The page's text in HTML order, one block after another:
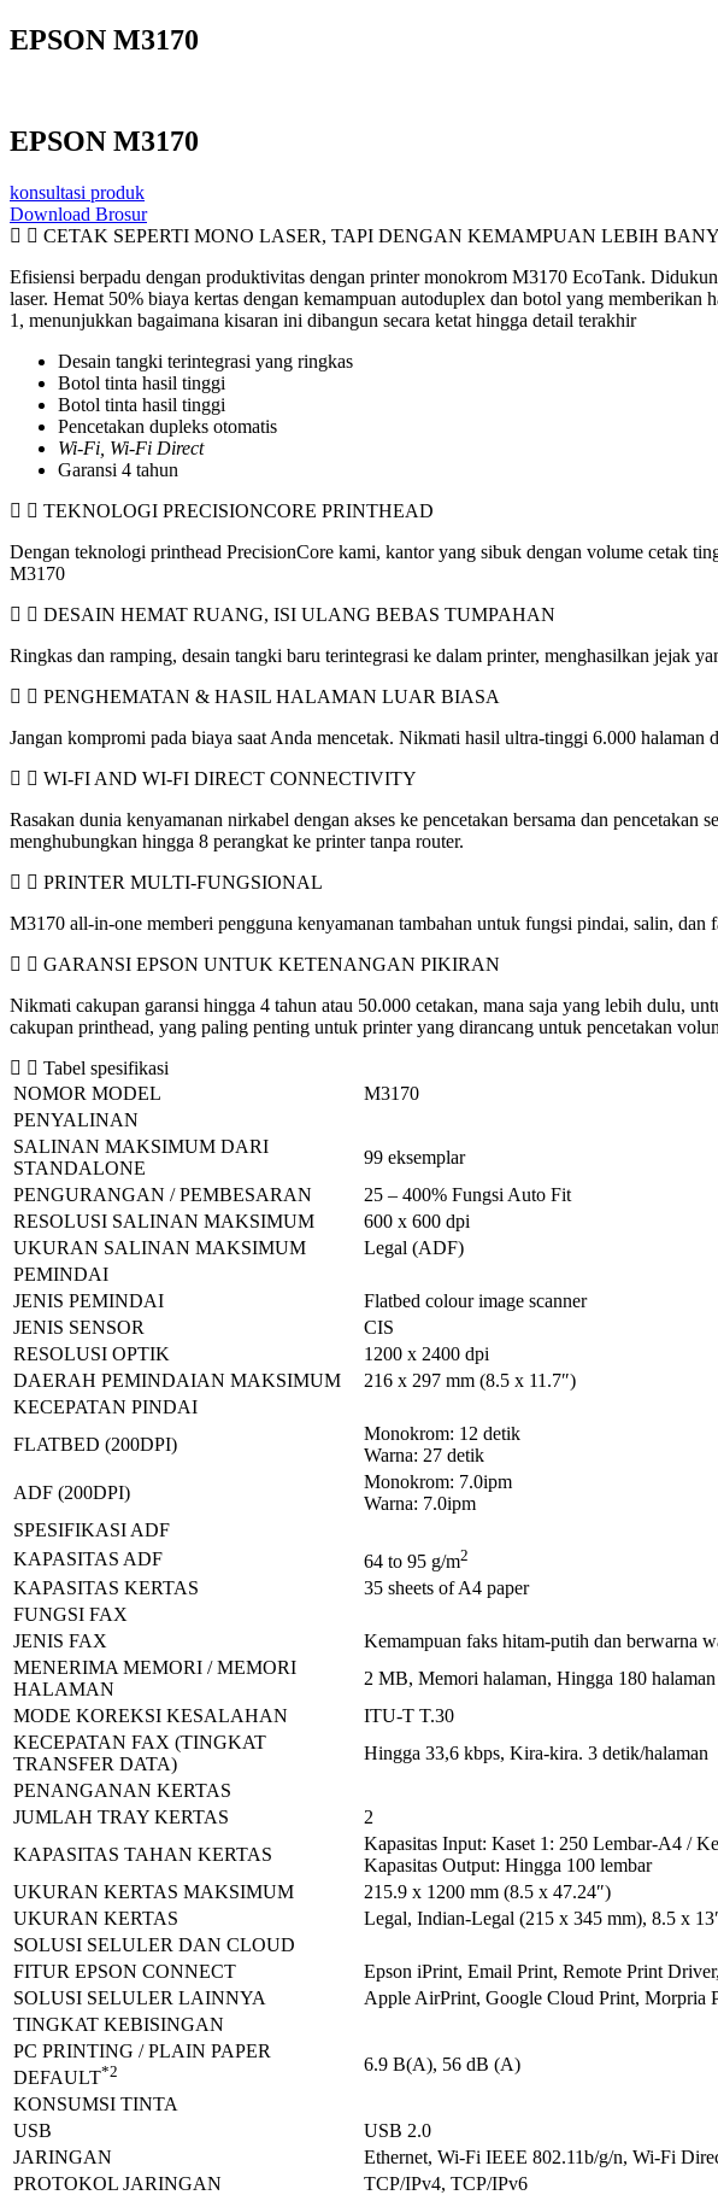
EPSON M3170
EPSON M3170
konsultasi produk
Download Brosur
CETAK SEPERTI MONO LASER, TAPI DENGAN KEMAMPUAN LEBIH
Efisiensi berpadu dengan produktivitas dengan printer monokrom M3170 EcoTank.
laser. Hemat 50% biaya kertas dengan kemampuan autoduplex dan botol yang
1, menunjukkan bagaimana kisaran ini dibangun secara ketat hingga detail terakhir
Desain tangki terintegrasi yang ringkas
Botol tinta hasil tinggi
Botol tinta hasil tinggi
Pencetakan dupleks otomatis
Wi-Fi, Wi-Fi Direct
Garansi 4 tahun
TEKNOLOGI PRECISIONCORE PRINTHEAD
Dengan teknologi printhead PrecisionCore kami, kantor yang sibuk dengan volume cetak
M3170
DESAIN HEMAT RUANG, ISI ULANG BEBAS TUMPAHAN
Ringkas dan ramping, desain tangki baru terintegrasi ke dalam printer, menghasilkan jejak
PENGHEMATAN & HASIL HALAMAN LUAR BIASA
Jangan kompromi pada biaya saat Anda mencetak. Nikmati hasil ultra-tinggi 6.000
WI-FI AND WI-FI DIRECT CONNECTIVITY
Rasakan dunia kenyamanan nirkabel dengan akses ke pencetakan bersama dan
menghubungkan hingga 8 perangkat ke printer tanpa router.
PRINTER MULTI-FUNGSIONAL
M3170 all-in-one memberi pengguna kenyamanan tambahan untuk fungsi pindai, salin, dan
GARANSI EPSON UNTUK KETENANGAN PIKIRAN
Nikmati cakupan garansi hingga 4 tahun atau 50.000 cetakan, mana saja yang lebih dulu,
cakupan printhead, yang paling penting untuk printer yang dirancang untuk pencetakan
Tabel spesifikasi
NOMOR MODEL
M3170
PENYALINAN
SALINAN MAKSIMUM DARI
STANDALONE
99 eksemplar
PENGURANGAN / PEMBESARAN
25 – 400% Fungsi Auto Fit
RESOLUSI SALINAN MAKSIMUM
600 x 600 dpi
UKURAN SALINAN MAKSIMUM
Legal (ADF)
PEMINDAI
JENIS PEMINDAI
Flatbed colour image scanner
JENIS SENSOR
CIS
RESOLUSI OPTIK
1200 x 2400 dpi
DAERAH PEMINDAIAN MAKSIMUM
216 x 297 mm (8.5 x 11.7″)
KECEPATAN PINDAI
FLATBED (200DPI)
Monokrom: 12 detik
Warna: 27 detik
ADF (200DPI)
Monokrom: 7.0ipm
Warna: 7.0ipm
SPESIFIKASI ADF
KAPASITAS ADF
64 to 95 g/m2
KAPASITAS KERTAS
35 sheets of A4 paper
FUNGSI FAX
JENIS FAX
Kemampuan faks hitam-putih dan berwarna
MENERIMA MEMORI / MEMORI
HALAMAN
2 MB, Memori halaman, Hingga 180
MODE KOREKSI KESALAHAN
ITU-T T.30
KECEPATAN FAX (TINGKAT
TRANSFER DATA)
Hingga 33,6 kbps, Kira-kira. 3 detik/halaman
PENANGANAN KERTAS
JUMLAH TRAY KERTAS
2
KAPASITAS TAHAN KERTAS
Kapasitas Input: Kaset 1: 250 Lembar-A4 /
Kapasitas Output: Hingga 100 lembar
UKURAN KERTAS MAKSIMUM
215.9 x 1200 mm (8.5 x 47.24″)
UKURAN KERTAS
Legal, Indian-Legal (215 x 345 mm), 8.5 x
SOLUSI SELULER DAN CLOUD
FITUR EPSON CONNECT
Epson iPrint, Email Print, Remote Print
SOLUSI SELULER LAINNYA
Apple AirPrint, Google Cloud Print, Morpria
TINGKAT KEBISINGAN
PC PRINTING / PLAIN PAPER
DEFAULT*2
6.9 B(A), 56 dB (A)
KONSUMSI TINTA
USB
USB 2.0
JARINGAN
Ethernet, Wi-Fi IEEE 802.11b/g/n, Wi-Fi
PROTOKOL JARINGAN
TCP/IPv4, TCP/IPv6